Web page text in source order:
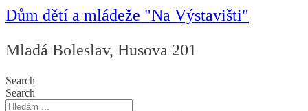
Dům dětí a mládeže "Na Výstavišti"
Mladá Boleslav, Husova 201
Search
Search